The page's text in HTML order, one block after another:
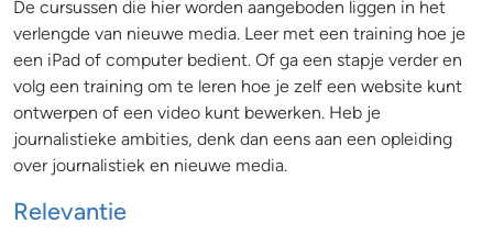
De cursussen die hier worden aangeboden liggen in het
verlengde van nieuwe media. Leer met een training hoe je
een iPad of computer bedient. Of ga een stapje verder en
volg een training om te leren hoe je zelf een website kunt
ontwerpen of een video kunt bewerken. Heb je
journalistieke ambities, denk dan eens aan een opleiding
over journalistiek en nieuwe media.
Relevantie